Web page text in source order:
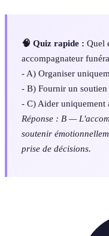
🧠 Quiz rapide : Quel
accompagnateur
- A) Organiser
- B) Fournir un
- C) Aider uniquement
Réponse : B —
soutenir
prise de décisions.